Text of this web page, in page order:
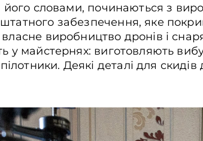
його словами, починаються з
забезпечення, яке
власне виробництво дронів і
у майстернях: виготовляють
Деякі деталі для